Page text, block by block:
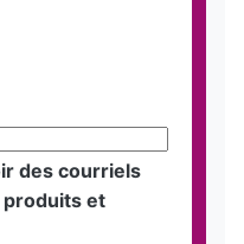
des courriels
et